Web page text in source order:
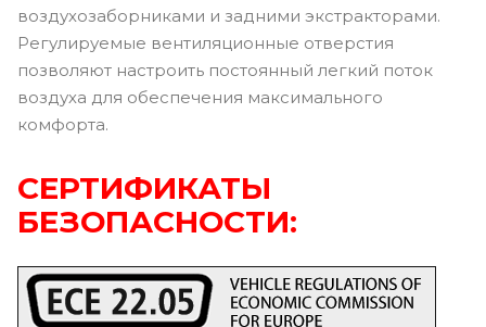
воздухозаборниками и задними экстракторами.
Регулируемые вентиляционные отверстия
позволяют настроить постоянный легкий поток
воздуха для обеспечения максимального
комфорта.
СЕРТИФИКАТЫ
БЕЗОПАСНОСТИ: